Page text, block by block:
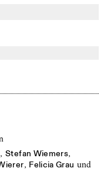
,Stefan Wiemers,
, Felicia Grau und